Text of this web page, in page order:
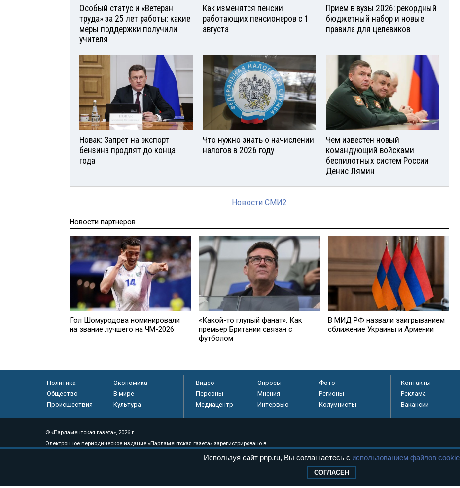
Особый статус и «Ветеран
труда» за 25 лет работы: какие
меры поддержки получили
учителя
Как изменятся пенсии
работающих пенсионеров с 1
августа
Прием в вузы 2026: рекордный
бюджетный набор и новые
правила для целевиков
Новак: Запрет на экспорт
бензина продлят до конца
года
Что нужно знать о начислении
налогов в 2026 году
Чем известен новый
командующий войсками
беспилотных систем России
Денис Лямин
Новости СМИ2
Новости партнеров
Гол Шомуродова номинировали
на звание лучшего на ЧМ-2026
«Какой-то глупый фанат». Как
премьер Британии связан с
футболом
В МИД РФ назвали заигрыванием
сближение Украины и Армении
Политика
Экономика
Общество
В мире
Происшествия
Культура
Видео Опросы
Фото
Персоны
Мнения
Регионы
Медиацентр
Интервью Колумнисты
Контакты
Реклама
Вакансии
© «Парламентская газета», 2026 г.
Электронное периодическое издание «Парламентская газета» зарегистрировано в
Федеральной службе по надзору в сфере связи, информационных технологий иИспользуя сайт pnp.ru, Вы соглашаетесь с использованием файлов cookie
СОГЛАСЕН